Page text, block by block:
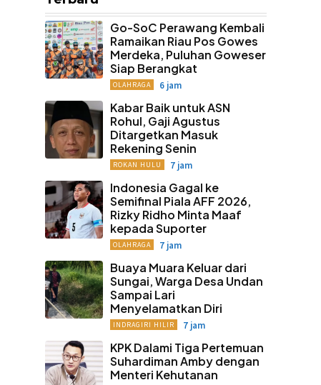
Go-SoC Perawang Kembali
Ramaikan Riau Pos Gowes
Merdeka, Puluhan Goweser
Siap Berangkat
OLAHRAGA 6 jam
Kabar Baik untuk ASN
Rohul, Gaji Agustus
Ditargetkan Masuk
Rekening Senin
ROKAN HULU 7 jam
Indonesia Gagal ke
Semifinal Piala AFF 2026,
Rizky Ridho Minta Maaf
kepada Suporter
OLAHRAGA 7 jam
Buaya Muara Keluar dari
Sungai, Warga Desa Undan
Sampai Lari
Menyelamatkan Diri
INDRAGIRI HILIR 7 jam
KPK Dalami Tiga Pertemuan
Suhardiman Amby dengan
Menteri Kehutanan